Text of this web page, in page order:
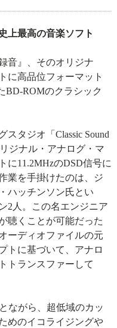
上最高の音楽ソフト
音』、そのオリジナ
に高品位フォーマット
BD-ROMのクラシック
タジオ「Classic Sound
ジナル・アナログ・マ
に11.2MHzのDSD信号に
業を手掛けたのは、ジ
ハッチンソン氏とい
2人。この名エンジニア
聴くことが可能だった
ーディオファイルの元
トに基づいて、アナロ
トランスファーして
ながら、超低域のカッ
めのイコライジングや